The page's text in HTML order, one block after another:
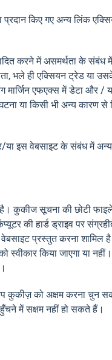
किए गए अन्य लिंक
करने में असमर्थता के संबंध में
भले ही एक्सियन ट्रेड या
मार्जिन एफएक्स में डेटा और /
या किसी भी अन्य कारण
या इस वेबसाइट के संबंध में
कुकीज सूचना की छोटी
की हार्ड ड्राइव पर
प्रस्तुत करना शामिल
किया जाएगा या नहीं।
कुकीज़ को अक्षम करना चुन
में सक्षम नहीं हो सकते हैं।